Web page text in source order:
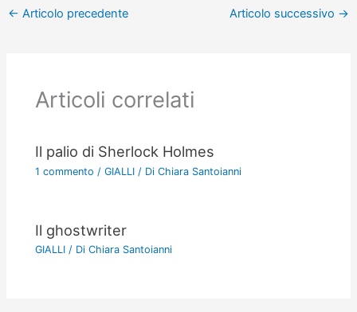
← Articolo precedente Articolo successivo →
Articoli correlati
Il palio di Sherlock Holmes
1 commento /GIALLI / DiChiara Santoianni
Il ghostwriter
GIALLI / DiChiara Santoianni